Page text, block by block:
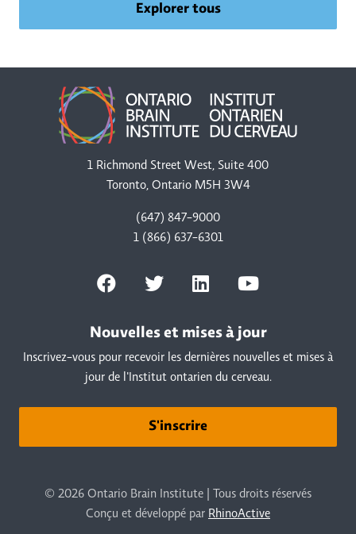
Explorer tous
1 Richmond Street West, Suite 400
Toronto, Ontario M5H 3W4
(647) 847-9000
1 (866) 637-6301
Nouvelles et mises à jour
Inscrivez-vous pour recevoir les dernières nouvelles et mises à
jour de l'Institut ontarien du cerveau.
S'inscrire
© 2026 Ontario Brain Institute | Tous droits réservés
Conçu et développé par RhinoActive